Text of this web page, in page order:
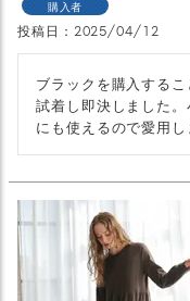
購入者
投稿日 2025/04/12
ブラックを購入する
試着し即決しました
にも使えるので愛用し